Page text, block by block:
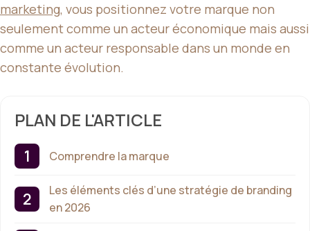
marketing, vous positionnez votre marque non
seulement comme un acteur économique mais aussi
comme un acteur responsable dans un monde en
constante évolution.
PLAN DE L'ARTICLE
Comprendre la marque
Les éléments clés d’une stratégie de branding
en 2026